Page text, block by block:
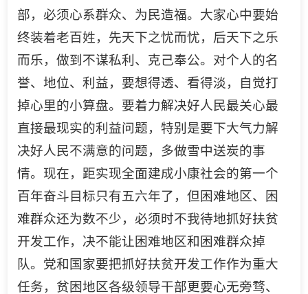
部，必须心系群众、为民造福。大家心中要始
终装着老百姓，先天下之忧而忧，后天下之乐
而乐，做到不谋私利、克己奉公。对个人的名
誉、地位、利益，要想得透、看得淡，自觉打
掉心里的小算盘。要着力解决好人民最关心最
直接最现实的利益问题，特别是要下大气力解
决好人民不满意的问题，多做雪中送炭的事
情。现在，距实现全面建成小康社会的第一个
百年奋斗目标只有五六年了，但困难地区、困
难群众还为数不少，必须时不我待地抓好扶贫
开发工作，决不能让困难地区和困难群众掉
队。党和国家要把抓好扶贫开发工作作为重大
任务，贫困地区各级领导干部更要心无旁骛、